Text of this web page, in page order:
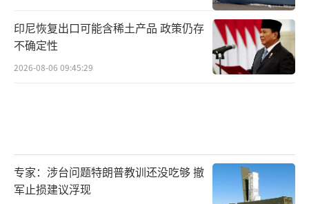
印尼恢复出口可能含稀土产品 政策仍存
不确定性
2026-08-06 09:45:29
专家：涉台问题特朗普教训还没吃够 撤
军止损建议浮现